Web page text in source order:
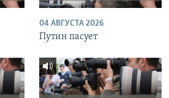
04 АВГУСТА 2026
Путин пасует